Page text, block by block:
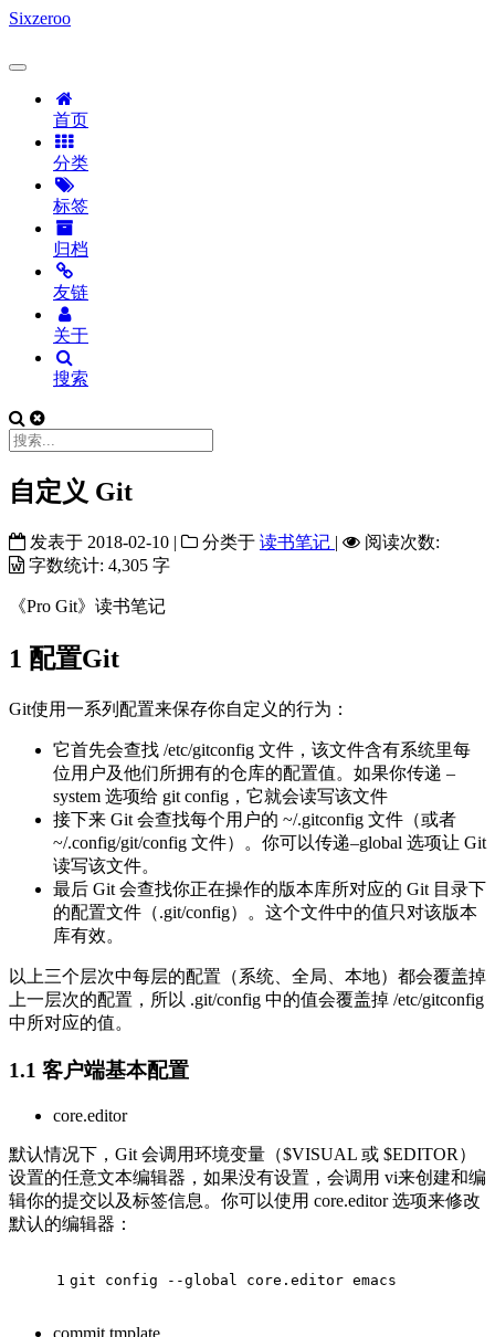
Sixzeroo
首页
分类
标签
归档
友链
关于
搜索
自定义 Git
发表于 2018-02-10 | 分类于 读书笔记 |
阅读次数:
字数统计: 4,305 字
《Pro Git》读书笔记
1 配置Git
Git使用一系列配置来保存你自定义的行为：
它首先会查找 /etc/gitconfig 文件，该文件含有系统里每
位用户及他们所拥有的仓库的配置值。如果你传递 –
system 选项给 git config，它就会读写该文件
接下来 Git 会查找每个用户的 ~/.gitconfig 文件（或者
~/.config/git/config 文件）。你可以传递–global 选项让 Git
读写该文件。
最后 Git 会查找你正在操作的版本库所对应的 Git 目录下
的配置文件（.git/config）。这个文件中的值只对该版本
库有效。
以上三个层次中每层的配置（系统、全局、本地）都会覆盖掉
上一层次的配置，所以 .git/config 中的值会覆盖掉 /etc/gitconfig
中所对应的值。
1.1 客户端基本配置
core.editor
默认情况下，Git 会调用环境变量（$VISUAL 或 $EDITOR）
设置的任意文本编辑器，如果没有设置，会调用 vi来创建和编
辑你的提交以及标签信息。你可以使用 core.editor 选项来修改
默认的编辑器：
1 git config --global core.editor emacs
commit.tmplate